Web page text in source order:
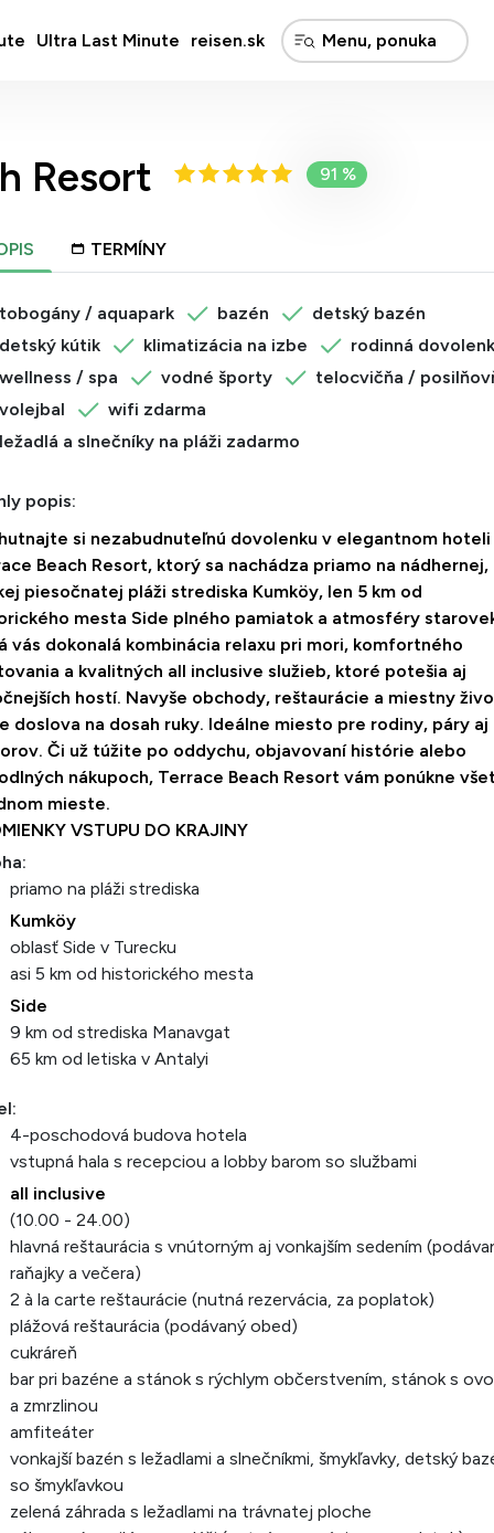
Ultra Last Minute reisen.sk
Resort 91 %
TERMÍNY
tobogány / aquapark bazén
detský bazén
detský kútik
klimatizácia na izbe
rodinná
wellness / spa
vodné športy
telocvičňa /
volejbal
wifi zdarma
ležadlá a slnečníky na pláži zadarmo
popis:
si nezabudnuteľnú dovolenku v elegantnom hoteli
Beach Resort, ktorý sa nachádza priamo na nádhernej,
piesočnatej pláži strediska Kumköy, len 5 km od
mesta Side plného pamiatok a atmosféry
vás dokonalá kombinácia relaxu pri mori, komfortného
a kvalitných all inclusive služieb, ktoré potešia aj
hostí. Navyše obchody, reštaurácie a miestny
doslova na dosah ruky. Ideálne miesto pre rodiny, páry aj
Či už túžite po oddychu, objavovaní histórie alebo
nákupoch, Terrace Beach Resort vám ponúkne
mieste.
VSTUPU DO KRAJINY
priamo na pláži strediska
Kumköy
oblasť Side v Turecku
asi 5 km od historického mesta
Side
9 km od strediska Manavgat
65 km od letiska v Antalyi
4-poschodová budova hotela
vstupná hala s recepciou a lobby barom so službami
all inclusive
(10.00 - 24.00)
hlavná reštaurácia s vnútorným aj vonkajším sedením
raňajky a večera)
2 à la carte reštaurácie (nutná rezervácia, za poplatok)
plážová reštaurácia (podávaný obed)
cukráreň
bar pri bazéne a stánok s rýchlym občerstvením, stánok s
a zmrzlinou
amfiteáter
vonkajší bazén s ležadlami a slnečníkmi, šmykľavky, detský
so šmykľavkou
zelená záhrada s ležadlami na trávnatej ploche